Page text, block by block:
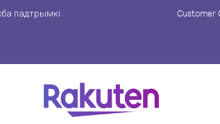
падтрымкі
Customer